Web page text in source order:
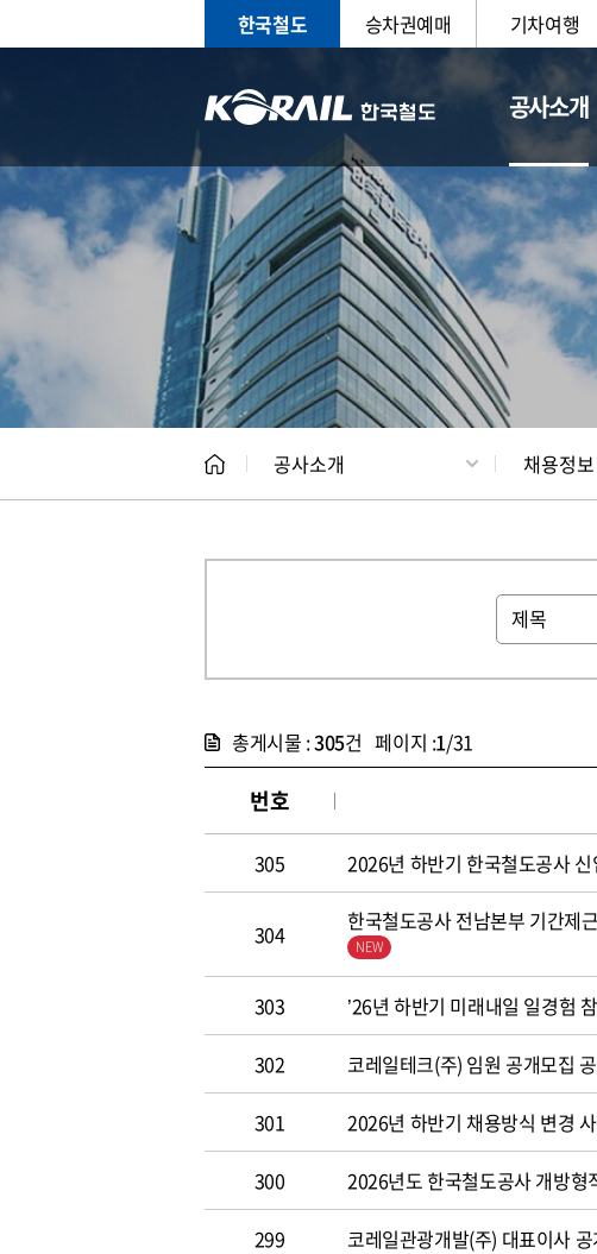
한국철도 승차권예매 기차여행
공사소개
CEO 일반현황
공사소개 채용정보
총게시물 :305건 페이지 :1/31
번호
305 2026년 하반기 한국철도공사
304 한국철도공사 전남본부 기간제
303 ’26년 하반기 미래내일 일경험
302 코레일테크(주) 임원 공개모집
301 2026년 하반기 채용방식 변경
300 2026년도 한국철도공사 개방형
299 코레일관광개발(주) 대표이사